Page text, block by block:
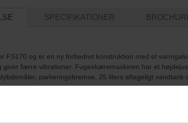
SPECIFIKATIONER
FS170 og er en ny forbedret konstruktion med et
giver færre vibrationer. Fugeskæremaskinen har et
parkeringsbremse, 25 liters aftageligt vandtank